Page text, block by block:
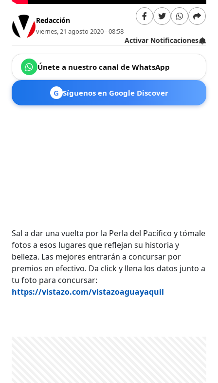
Redacción
viernes, 21 agosto 2020 - 08:58
Activar Notificaciones
Únete a nuestro canal de WhatsApp
G Síguenos en Google Discover
Sal a dar una vuelta por la Perla del Pacífico y tómale
fotos a esos lugares que reflejan su historia y
belleza. Las mejores entrarán a concursar por
premios en efectivo. Da click y llena los datos junto a
tu foto para concursar:
https://vistazo.com/vistazoaguayaquil